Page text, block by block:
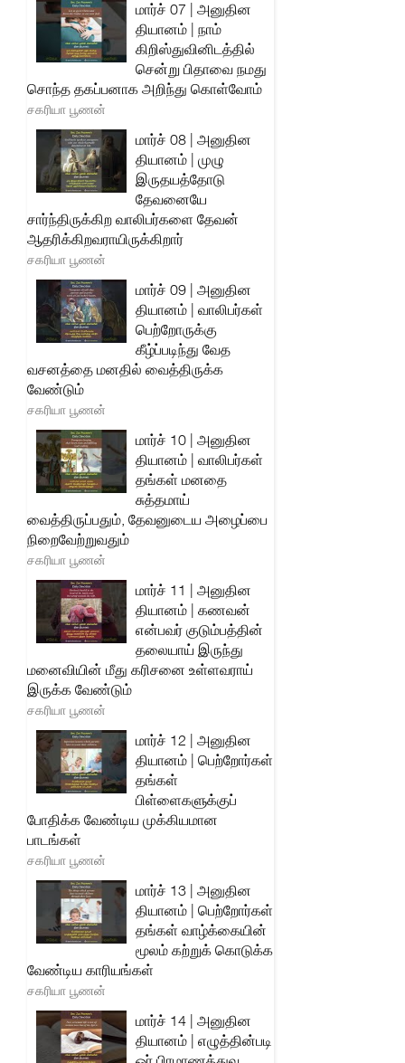
மார்ச் 07 | அனுதின
தியானம் | நாம்
கிறிஸ்துவினிடத்தில்
சென்று பிதாவை நமது
சொந்த தகப்பனாக அறிந்து கொள்வோம்
சகரியா பூணன்
மார்ச் 08 | அனுதின
தியானம் | முழு
இருதயத்தோடு
தேவனையே
சார்ந்திருக்கிற வாலிபர்களை தேவன்
ஆதரிக்கிறவராயிருக்கிறார்
சகரியா பூணன்
மார்ச் 09 | அனுதின
தியானம் | வாலிபர்கள்
பெற்றோருக்கு
கீழ்ப்படிந்து வேத
வசனத்தை மனதில் வைத்திருக்க
வேண்டும்
சகரியா பூணன்
மார்ச் 10 | அனுதின
தியானம் | வாலிபர்கள்
தங்கள் மனதை
சுத்தமாய்
வைத்திருப்பதும், தேவனுடைய அழைப்பை
நிறைவேற்றுவதும்
சகரியா பூணன்
மார்ச் 11 | அனுதின
தியானம் | கணவன்
என்பவர் குடும்பத்தின்
தலையாய் இருந்து
மனைவியின் மீது கரிசனை உள்ளவராய்
இருக்க வேண்டும்
சகரியா பூணன்
மார்ச் 12 | அனுதின
தியானம் | பெற்றோர்கள்
தங்கள்
பிள்ளைகளுக்குப்
போதிக்க வேண்டிய முக்கியமான
பாடங்கள்
சகரியா பூணன்
மார்ச் 13 | அனுதின
தியானம் | பெற்றோர்கள்
தங்கள் வாழ்க்கையின்
மூலம் கற்றுக் கொடுக்க
வேண்டிய காரியங்கள்
சகரியா பூணன்
மார்ச் 14 | அனுதின
தியானம் | எழுத்தின்படி